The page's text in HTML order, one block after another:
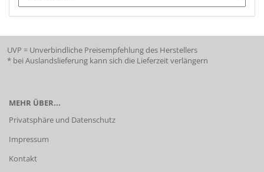
UVP = Unverbindliche Preisempfehlung des Herstellers
* bei Auslandslieferung kann sich die Lieferzeit verlängern
MEHR ÜBER...
Privatsphäre und Datenschutz
Impressum
Kontakt